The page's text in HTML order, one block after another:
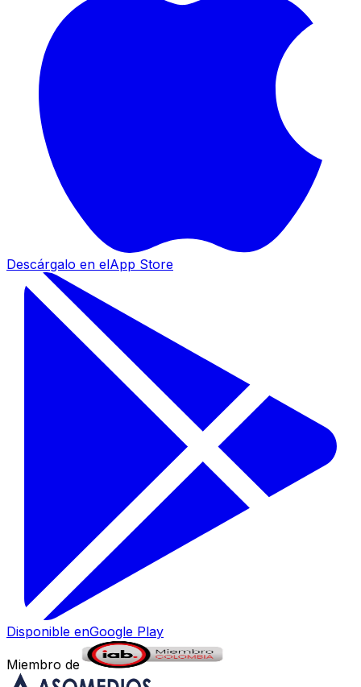
Descárgalo en elApp Store
Disponible enGoogle Play
Miembro de